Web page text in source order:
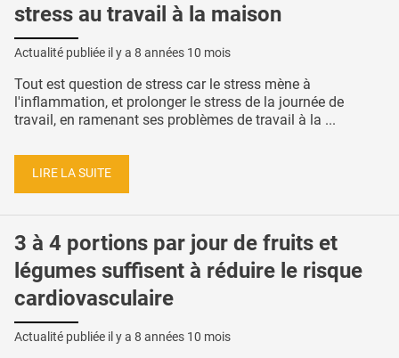
stress au travail à la maison
Actualité publiée il y a 8 années 10 mois
Tout est question de stress car le stress mène à
l'inflammation, et prolonger le stress de la journée de
travail, en ramenant ses problèmes de travail à la ...
LIRE LA SUITE
3 à 4 portions par jour de fruits et
légumes suffisent à réduire le risque
cardiovasculaire
Actualité publiée il y a 8 années 10 mois